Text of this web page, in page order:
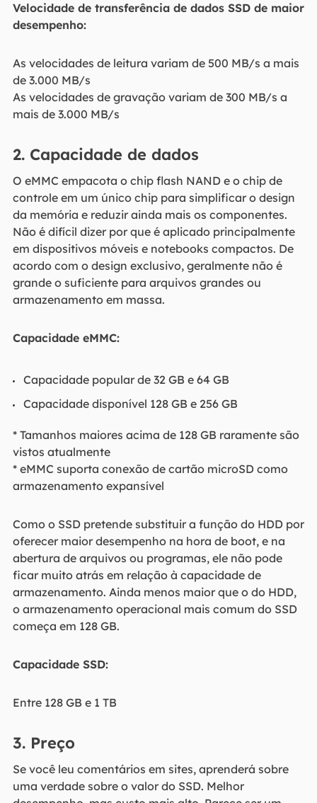
Velocidade de transferência de dados SSD de maior
desempenho:
As velocidades de leitura variam de 500 MB/s a mais
de 3.000 MB/s
As velocidades de gravação variam de 300 MB/s a
mais de 3.000 MB/s
2. Capacidade de dados
O eMMC empacota o chip flash NAND e o chip de
controle em um único chip para simplificar o design
da memória e reduzir ainda mais os componentes.
Não é difícil dizer por que é aplicado principalmente
em dispositivos móveis e notebooks compactos. De
acordo com o design exclusivo, geralmente não é
grande o suficiente para arquivos grandes ou
armazenamento em massa.
Capacidade eMMC:
Capacidade popular de 32 GB e 64 GB
Capacidade disponível 128 GB e 256 GB
* Tamanhos maiores acima de 128 GB raramente são
vistos atualmente
* eMMC suporta conexão de cartão microSD como
armazenamento expansível
Como o SSD pretende substituir a função do HDD por
oferecer maior desempenho na hora de boot, e na
abertura de arquivos ou programas, ele não pode
ficar muito atrás em relação à capacidade de
armazenamento. Ainda menos maior que o do HDD,
o armazenamento operacional mais comum do SSD
começa em 128 GB.
Capacidade SSD:
Entre 128 GB e 1 TB
3. Preço
Se você leu comentários em sites, aprenderá sobre
uma verdade sobre o valor do SSD. Melhor